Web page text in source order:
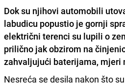
Dok su njihovi automobili
labudicu popustio je gornji
električni terenci su lupili o
prilično jak obzirom na
zahvaljujući baterijama, mjeri
Nesreća se desila nakon što